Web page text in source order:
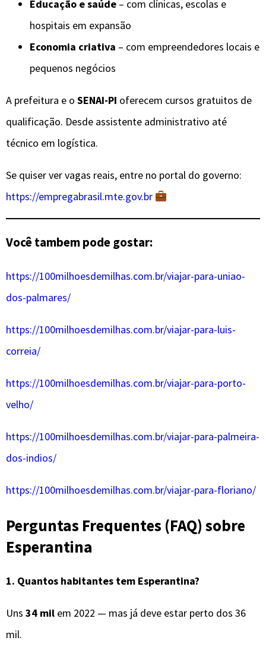
Educação e saúde – com clínicas, escolas e
hospitais em expansão
Economia criativa – com empreendedores locais e
pequenos negócios
A prefeitura e o SENAI-PI oferecem cursos gratuitos de
qualificação. Desde assistente administrativo até
técnico em logística.
Se quiser ver vagas reais, entre no portal do governo:
https://empregabrasil.mte.gov.br
Você tambem pode gostar:
https://100milhoesdemilhas.com.br/viajar-para-uniao-
dos-palmares/
https://100milhoesdemilhas.com.br/viajar-para-luis-
correia/
https://100milhoesdemilhas.com.br/viajar-para-porto-
velho/
https://100milhoesdemilhas.com.br/viajar-para-palmeira-
dos-indios/
https://100milhoesdemilhas.com.br/viajar-para-floriano/
Perguntas Frequentes (FAQ) sobre
Esperantina
1. Quantos habitantes tem Esperantina?
Uns 34 mil em 2022 — mas já deve estar perto dos 36
mil.